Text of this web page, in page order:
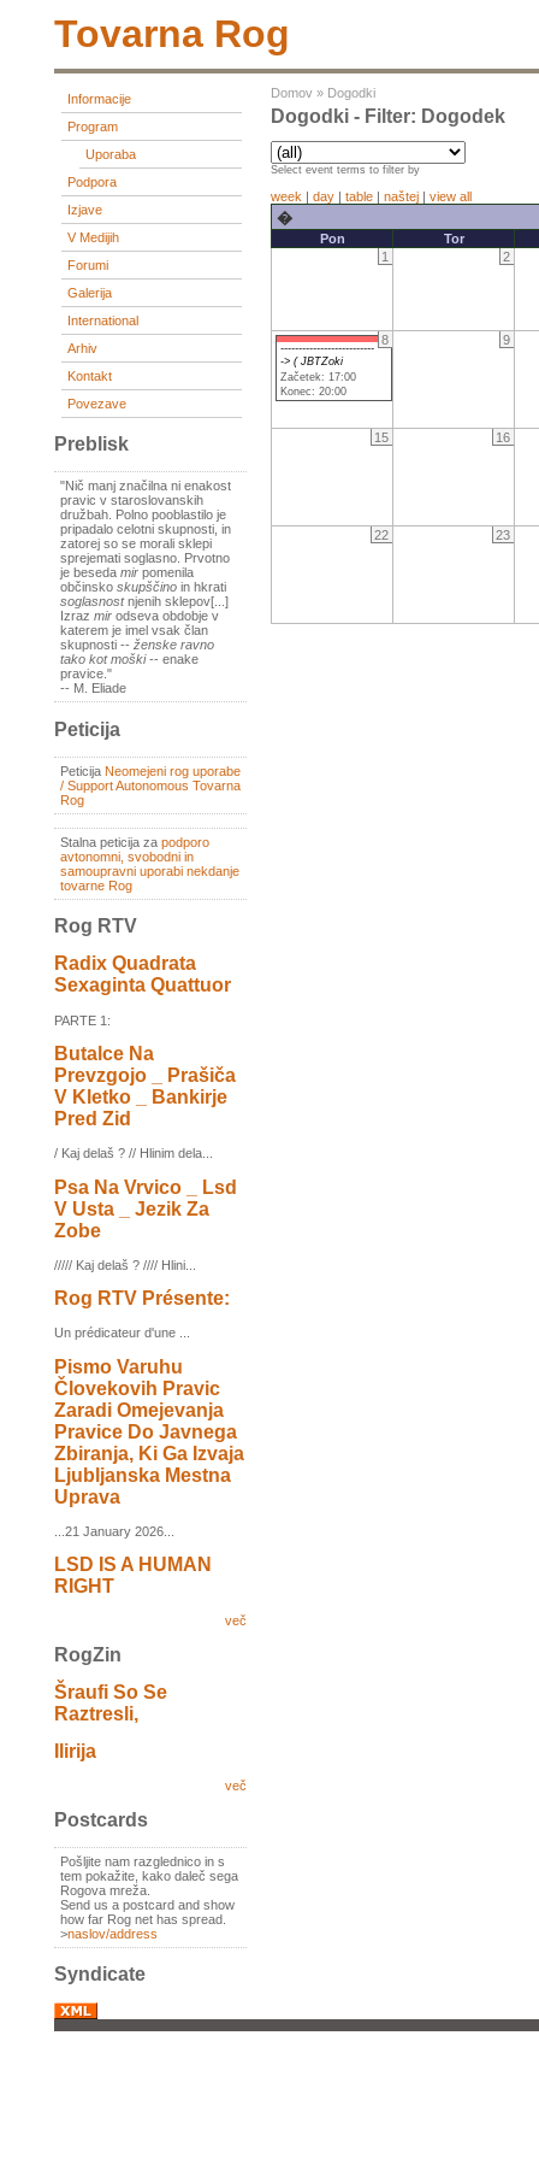
Tovarna Rog
Informacije
Program
Uporaba
Podpora
Izjave
V Medijih
Forumi
Galerija
International
Arhiv
Kontakt
Povezave
Preblisk
"Nič manj značilna ni enakost
pravic v staroslovanskih
družbah. Polno pooblastilo je
pripadalo celotni skupnosti, in
zatorej so se morali sklepi
sprejemati soglasno. Prvotno
je beseda mir pomenila
občinsko skupščino in hkrati
soglasnostnjenih sklepov[...]
Izraz mir odseva obdobje v
katerem je imel vsak član
skupnosti -- ženske ravno
tako kot moški-- enake
pravice."
-- M. Eliade
Peticija
Peticija Neomejeni rog uporabe
/ Support Autonomous Tovarna
Rog
Stalna peticija za podporo
avtonomni, svobodni in
samoupravni uporabi nekdanje
tovarne Rog
Rog RTV
Radix Quadrata
Sexaginta Quattuor
PARTE 1:
Butalce Na
Prevzgojo _ Prašiča
V Kletko _ Bankirje
Pred Zid
/ Kaj delaš ? // Hlinim dela...
Psa Na Vrvico _ Lsd
V Usta _ Jezik Za
Zobe
///// Kaj delaš ? //// Hlini...
Rog RTV Présente:
Un prédicateur d'une ...
Pismo Varuhu
Človekovih Pravic
Zaradi Omejevanja
Pravice Do Javnega
Zbiranja, Ki Ga Izvaja
Ljubljanska Mestna
Uprava
...21 January 2026...
LSD IS A HUMAN
RIGHT
več
RogZin
Šraufi So Se
Raztresli,
Ilirija
več
Postcards
Pošljite nam razglednico in s
tem pokažite, kako daleč sega
Rogova mreža.
Send us a postcard and show
how far Rog net has spread.
>naslov/address
Syndicate
Domov » Dogodki
Dogodki - Filter: Dogodek
Select event terms to filter by
week | day | table | naštej | view all
�
Pon
Tor
1
2
8
--------------------------
-> ( JBTZoki
Začetek: 17:00
Konec: 20:00
9
15 16
22 23